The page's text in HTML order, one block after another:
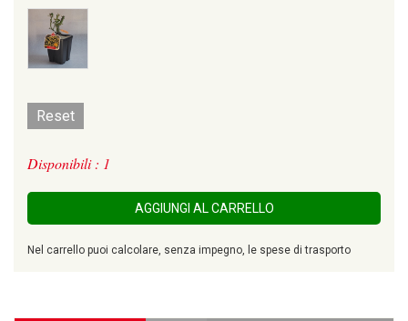
Reset
Disponibili : 1
AGGIUNGI AL CARRELLO
Nel carrello puoi calcolare, senza impegno, le spese di trasporto